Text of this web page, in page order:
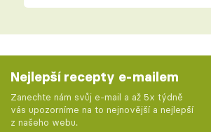
Nejlepší recepty e-mailem
Zanechte nám svůj e-mail a až 5x týdně
vás upozorníme na to nejnovější a nejlepší
z našeho webu.